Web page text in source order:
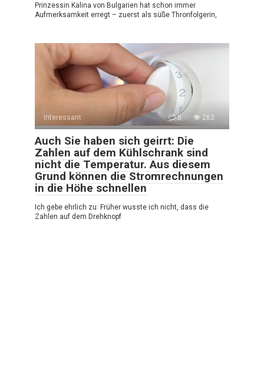
Prinzessin Kalina von Bulgarien hat schon immer
Aufmerksamkeit erregt – zuerst als süße Thronfolgerin,
Interessant 0 262
Auch Sie haben sich geirrt: Die
Zahlen auf dem Kühlschrank sind
nicht die Temperatur. Aus diesem
Grund können die Stromrechnungen
in die Höhe schnellen
Ich gebe ehrlich zu: Früher wusste ich nicht, dass die
Zahlen auf dem Drehknopf